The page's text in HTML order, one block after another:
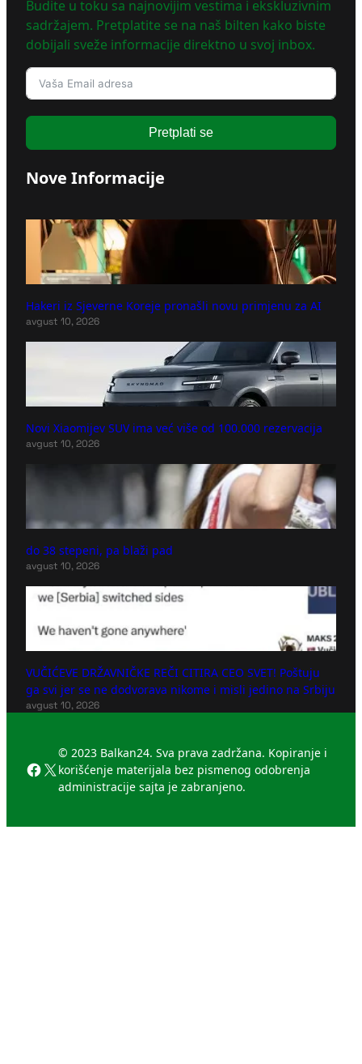
Budite u toku sa najnovijim vestima i ekskluzivnim
sadržajem. Pretplatite se na naš bilten kako biste
dobijali sveže informacije direktno u svoj inbox.
Pretplati se
Nove Informacije
Hakeri iz Sjeverne Koreje pronašli novu primjenu za AI
avgust 10, 2026
Novi Xiaomijev SUV ima već više od 100.000 rezervacija
avgust 10, 2026
do 38 stepeni, pa blaži pad
avgust 10, 2026
VUČIĆEVE DRŽAVNIČKE REČI CITIRA CEO SVET! Poštuju
ga svi jer se ne dodvorava nikome i misli jedino na Srbiju
avgust 10, 2026
Facebook
X
© 2023 Balkan24. Sva prava zadržana. Kopiranje i
korišćenje materijala bez pismenog odobrenja
administracije sajta je zabranjeno.